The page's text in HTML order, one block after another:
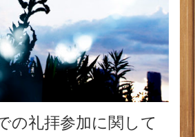
の礼拝参加に関して